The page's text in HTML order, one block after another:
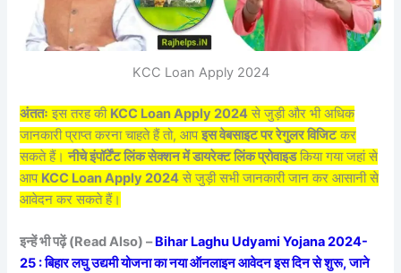
KCC Loan Apply 2024
अंततः इस तरह की KCC Loan Apply 2024 से जुड़ी और भी अधिक
जानकारी प्राप्त करना चाहते हैं तो, आपइस वेबसाइट पर रेगुलर विजिटकर
सकते हैं।नीचे इंपॉर्टेंट लिंक सेक्शन में डायरेक्ट लिंक प्रोवाइडकिया गया जहां से
आप KCC Loan Apply 2024 से जुड़ी सभी जानकारी जान कर आसानी से
आवेदन कर सकते हैं।
इन्हें भी पढ़ें (Read Also) –Bihar Laghu Udyami Yojana 2024-
25 : बिहार लघु उद्यमी योजना का नया ऑनलाइन आवेदन इस दिन से शुरू, जाने